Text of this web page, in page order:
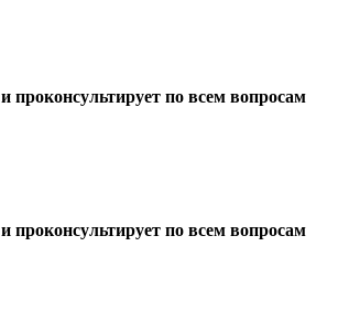
и проконсультирует по всем вопросам
и проконсультирует по всем вопросам